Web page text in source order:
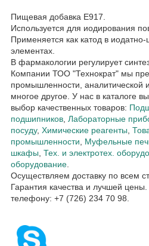
Пищевая добавка Е917.
Используется для иодирования
Применяется как катод в иодатно-
элементах.
В фармакологии регулирует
Компании ТОО "Технократ" мы
промышленности,
многое другое. У нас в каталоге
выбор качественных товаров:
подшипников, Лабораторные
посуду, Химические реагенты,
промышленности, Муфельные
шкафы, Тех. и электротех.
оборудование.
Осуществляем доставку по всем
Гарантия качества и лучшей
телефону: +7 (726) 234 70 98.